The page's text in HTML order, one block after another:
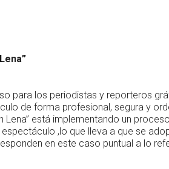
para los periodistas y reporteros
de forma profesional, segura y
está implementando un
,lo que lleva a que se
en este caso puntual a lo